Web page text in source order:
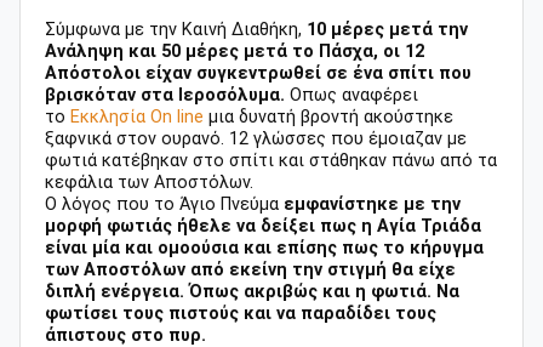
Σύμφωνα με την Καινή Διαθήκη, 10 μέρες μετά την
Ανάληψη και 50 μέρες μετά το Πάσχα, οι 12
Απόστολοι είχαν συγκεντρωθεί σε ένα σπίτι που
βρισκόταν στα Ιεροσόλυμα. Οπως αναφέρει
το Εκκλησία On line μια δυνατή βροντή ακούστηκε
ξαφνικά στον ουρανό. 12 γλώσσες που έμοιαζαν με
φωτιά κατέβηκαν στο σπίτι και στάθηκαν πάνω από τα
κεφάλια των Αποστόλων.
Ο λόγος που το Άγιο Πνεύμα εμφανίστηκε με την
μορφή φωτιάς ήθελε να δείξει πως η Αγία Τριάδα
είναι μία και ομοούσια και επίσης πως το κήρυγμα
των Αποστόλων από εκείνη την στιγμή θα είχε
διπλή ενέργεια. Όπως ακριβώς και η φωτιά. Να
φωτίσει τους πιστούς και να παραδίδει τους
άπιστους στο πυρ.